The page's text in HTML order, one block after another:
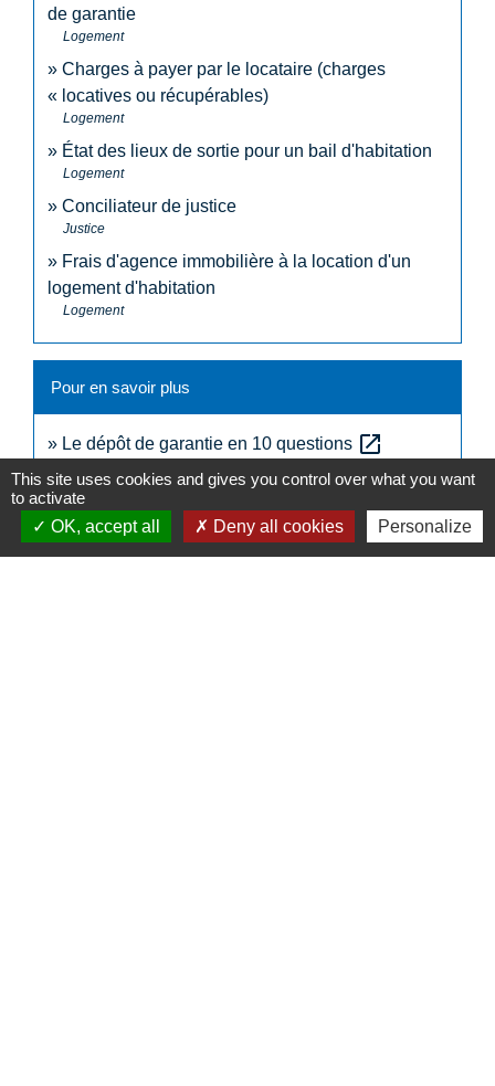
de garantie
Logement
Charges à payer par le locataire (charges
« locatives ou récupérables)
Logement
État des lieux de sortie pour un bail d'habitation
Logement
Conciliateur de justice
Justice
Frais d'agence immobilière à la location d'un
logement d'habitation
Logement
Pour en savoir plus
Le dépôt de garantie en 10 questions open_in_new
Signaler une erreur sur cette page
This site uses cookies and gives you control over what you want
to activate
OK, accept all
Deny all cookies Personalize